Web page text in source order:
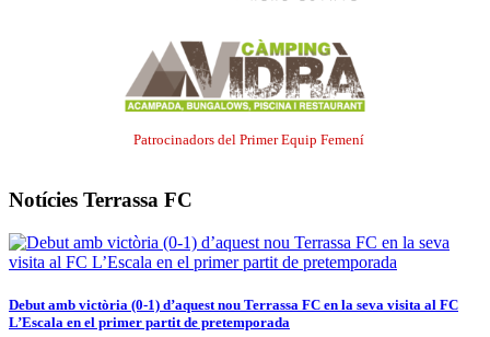
Patrocinadors del Primer Equip Femení
Notícies Terrassa FC
Debut amb victòria (0-1) d’aquest nou Terrassa FC en la seva visita al FC
L’Escala en el primer partit de pretemporada